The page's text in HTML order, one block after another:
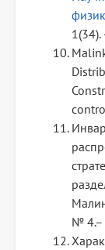
№ 4.–